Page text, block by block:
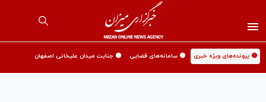
🟡 پرونده‌های ویژه خبری 🟡 سامانه‌های قضایی 🟡 جنایت میدان علیخانی اصفهان